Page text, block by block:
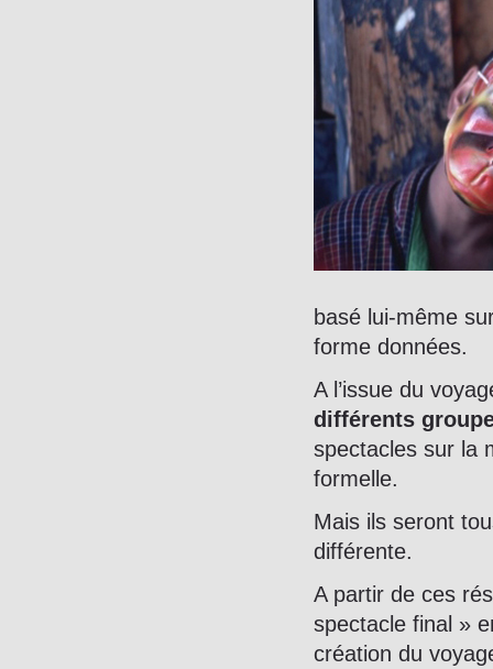
basé lui-même
forme données.
A l’issue du
différents
spectacles sur la
formelle.
Mais ils seront
différente.
A partir de ces
spectacle final »
création du